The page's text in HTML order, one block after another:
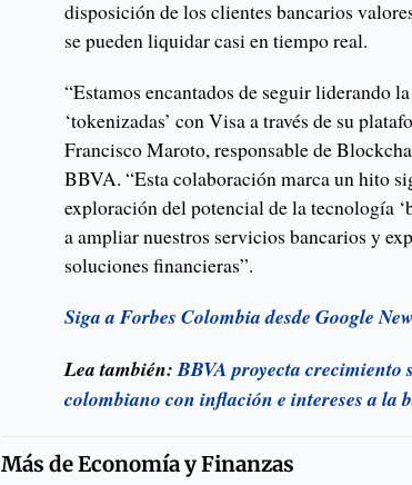
disposición de los clientes bancarios
se pueden liquidar casi en tiempo real.
“Estamos encantados de seguir liderando
‘tokenizadas’ con Visa a través de su
Francisco Maroto, responsable de
BBVA. “Esta colaboración marca un hito
exploración del potencial de la tecnología
a ampliar nuestros servicios bancarios y
soluciones financieras”.
Siga a Forbes Colombia desde Google
Lea también:BBVA proyecta crecimiento
colombiano con inflación e intereses a la
Más deEconomía y Finanzas